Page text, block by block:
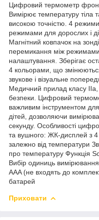
Цифровий термометр
Вимірює температуру тіла
високою точністю. 4
режимами для дорослих і
Магнітний ковпачок на
перемикання між
налаштування. Зберігає
4 кольорами, що
звукове і візуальне
Медичний прилад класу IIa,
безпеки. Цифровий
важливим інструментом
дітей, дозволяючи
секунду. Особливості
та вушного: ЖК-дисплей з
залежно від температури
про температуру Функція
Вибір одиниць
AAA (не входять до
батарей
Приховати